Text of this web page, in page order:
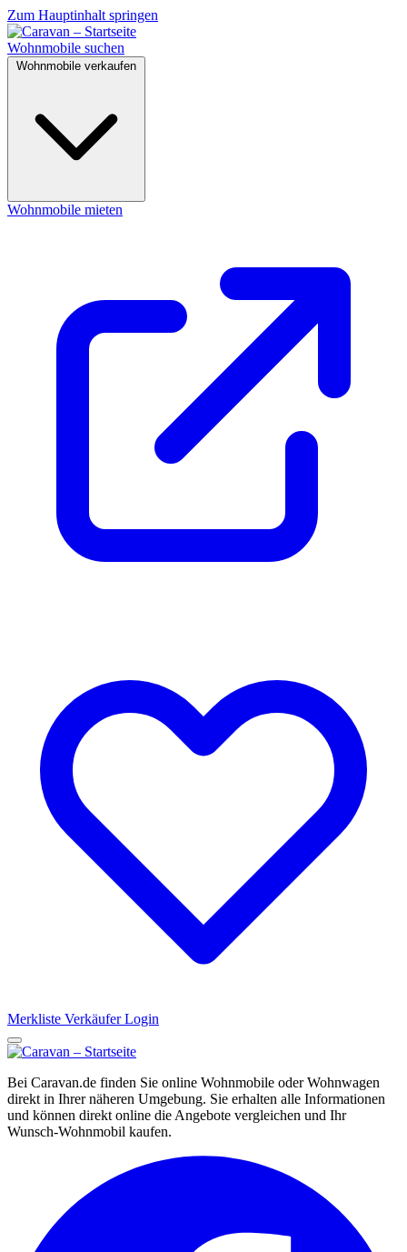
Zum Hauptinhalt springen
Wohnmobile suchen
Wohnmobile verkaufen
Wohnmobile mieten
Merkliste Verkäufer Login
Bei Caravan.de finden Sie online Wohnmobile oder Wohnwagen
direkt in Ihrer näheren Umgebung. Sie erhalten alle Informationen
und können direkt online die Angebote vergleichen und Ihr
Wunsch-Wohnmobil kaufen.